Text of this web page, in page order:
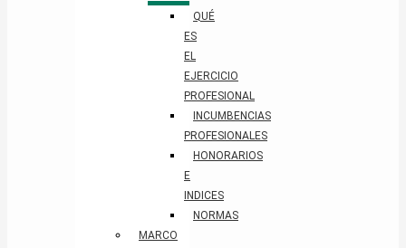
QUÉ
ES
EL
EJERCICIO
PROFESIONAL
INCUMBENCIAS
PROFESIONALES
HONORARIOS
E
INDICES
NORMAS
MARCO